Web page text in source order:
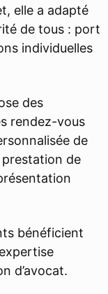
elle a adapté
de tous : port
individuelles
des
rendez-vous
de
prestation de
bénéficient
d’avocat.